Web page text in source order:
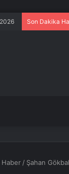
Son Dakika
Haber / Şahan